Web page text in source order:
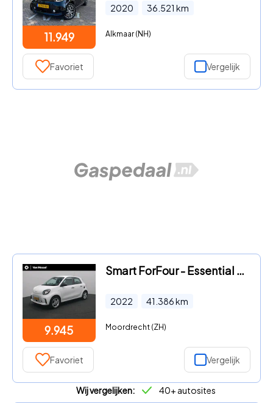
11.949
2020 36.521 km
Alkmaar (NH)
Favoriet Vergelijk
9.945
Smart ForFour - Essential 18 kWh
2022 41.386km
Moordrecht (ZH)
Favoriet Vergelijk
Wij vergelijken: 40+ autosites